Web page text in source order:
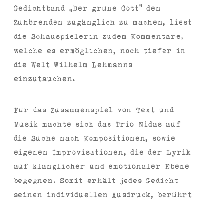
Gedichtband „Der grüne Gott“ den
Zuhörenden zugänglich zu machen, liest
die Schauspielerin zudem Kommentare,
welche es ermöglichen, noch tiefer in
die Welt Wilhelm Lehmanns
einzutauchen.
Für das Zusammenspiel von Text und
Musik machte sich das Trio Nidas auf
die Suche nach Kompositionen, sowie
eigenen Improvisationen, die der Lyrik
auf klanglicher und emotionaler Ebene
begegnen. Somit erhält jedes Gedicht
seinen individuellen Ausdruck, berührt